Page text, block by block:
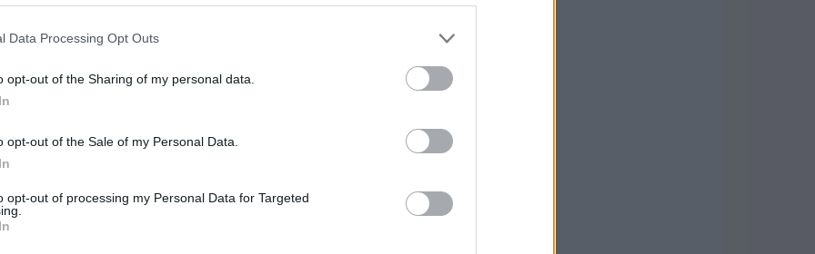
Data Processing Opt Outs
opt-out of the Sharing of my personal data.
opt-out of the Sale of my Personal Data.
opt-out of processing my Personal Data for Targeted
a casa, con il volume della radio alzato,
il tuo programma preferito. È il 30
notizia che sembra vera, ma è solo un
a quello che è successo! Milioni di
ciecamente che la Terra fosse in
medium che ha segnato generazioni e che
mondo dell’intrattenimento, ma anche nella
dei mondi” di Orson Welles è un